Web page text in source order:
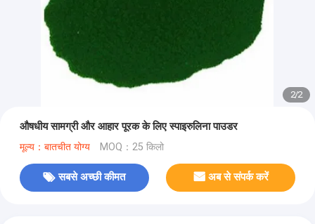
2/2
औषधीय सामग्री और आहार पूरक के लिए स्पाइरुलिना पाउडर
मूल्य：बातचीत योग्य MOQ：25 किलो
सबसे अच्छी कीमत अब से संपर्क करें